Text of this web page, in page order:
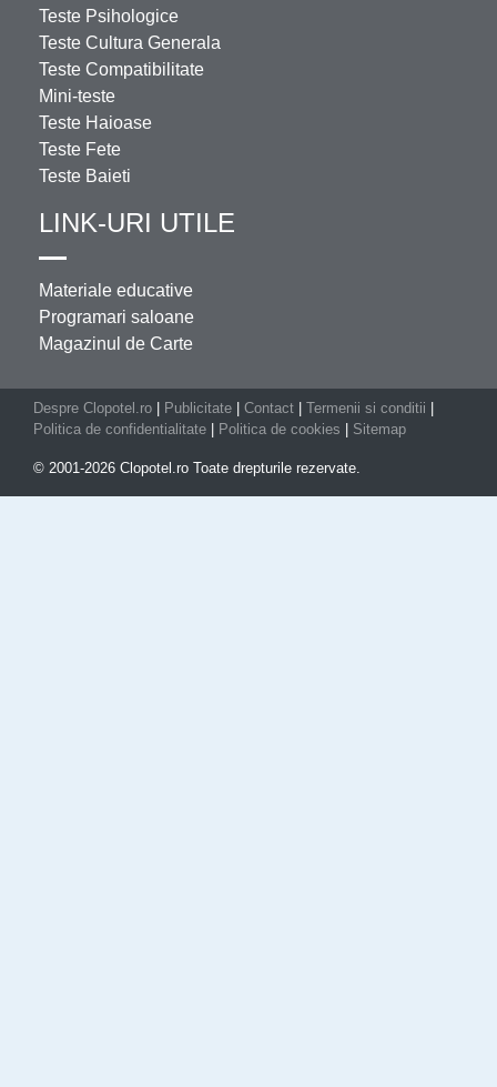
Teste Psihologice
Teste Cultura Generala
Teste Compatibilitate
Mini-teste
Teste Haioase
Teste Fete
Teste Baieti
LINK-URI UTILE
Materiale educative
Programari saloane
Magazinul de Carte
Despre Clopotel.ro Publicitate Contact Termenii si conditii
Politica de confidentialitate
Politica de cookies Sitemap
© 2001-2026 Clopotel.ro Toate drepturile rezervate.